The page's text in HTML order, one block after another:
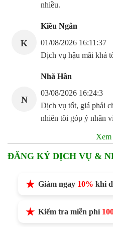
nhiều.
K
Kiều Ngân
01/08/2026 16:11:37
Dịch vụ hậu mãi khá
N
Nhã Hân
03/08/2026 16:24:3
Dịch vụ tốt, giá phải
nhiên tôi góp ý nhân
Xem
ĐĂNG KÝ DỊCH VỤ &
Giảm ngay 10% khi
Kiểm tra miễn phí